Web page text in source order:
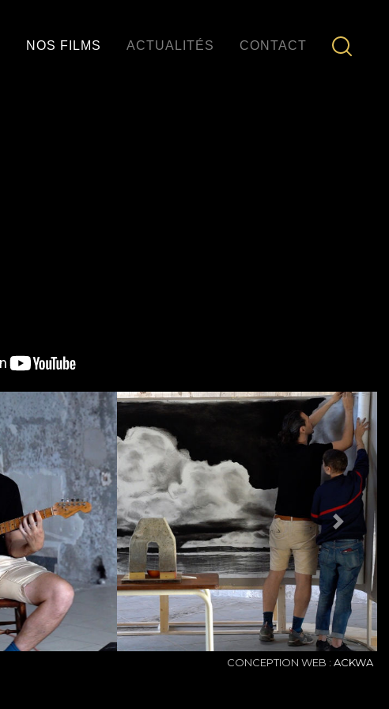
NOS FILMS ACTUALITÉS CONTACT
NEXT
CONCEPTION WEB : ACKWA